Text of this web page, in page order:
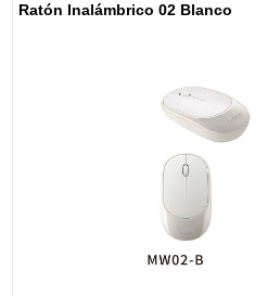
Ratón Inalámbrico 02 Blanco